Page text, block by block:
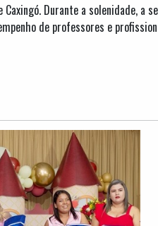
Durante a solenidade, a
de professores e